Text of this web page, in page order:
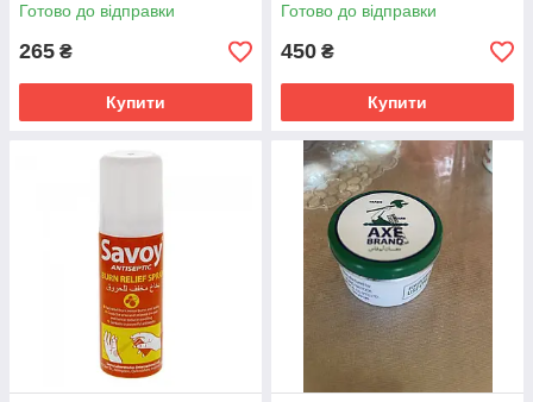
Готово до відправки
265 ₴
Купити
Готово до відправки
450 ₴
Купити